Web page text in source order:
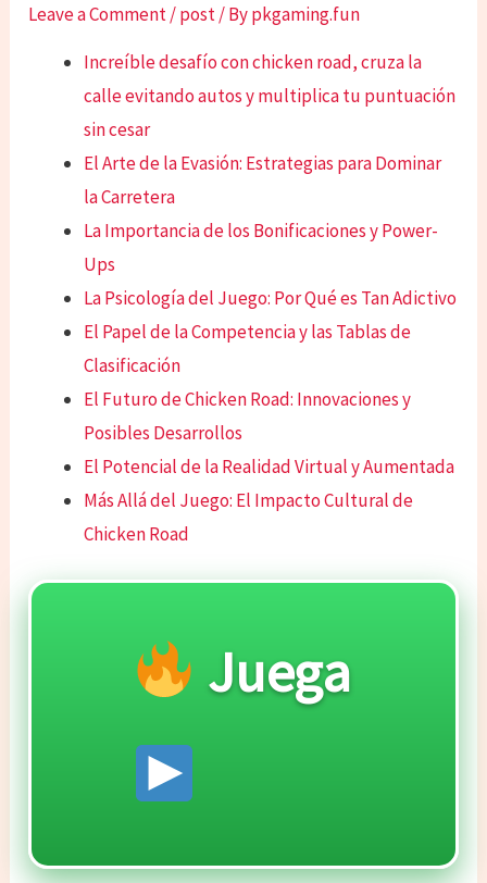
Leave a Comment/post/ Bypkgaming.fun
Increíble desafío con chicken road, cruza la
calle evitando autos y multiplica tu puntuación
sin cesar
El Arte de la Evasión: Estrategias para Dominar
la Carretera
La Importancia de los Bonificaciones y Power-
Ups
La Psicología del Juego: Por Qué es Tan Adictivo
El Papel de la Competencia y las Tablas de
Clasificación
El Futuro de Chicken Road: Innovaciones y
Posibles Desarrollos
El Potencial de la Realidad Virtual y Aumentada
Más Allá del Juego: El Impacto Cultural de
Chicken Road
Juega